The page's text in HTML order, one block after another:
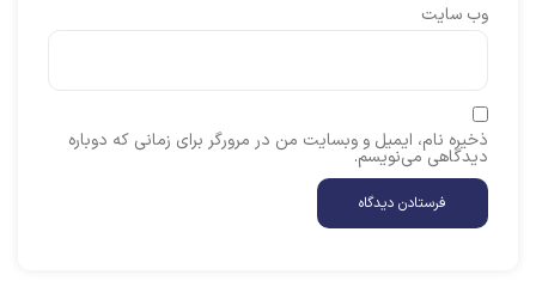
وب‌ سایت
ذخیره نام، ایمیل و وبسایت من در مرورگر برای زمانی که دوباره
دیدگاهی می‌نویسم.